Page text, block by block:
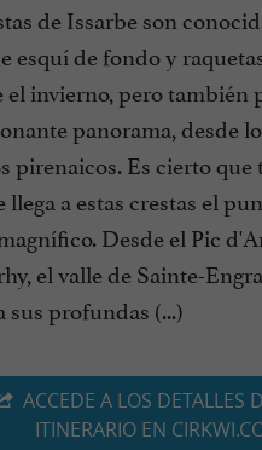
de Issarbe son
esquí de fondo y
invierno, pero también
panorama, desde
pirenaicos. Es cierto
llega a estas crestas el
Desde el Pic
el valle de Sainte-
sus profundas (...)
ACCEDE A LOS DETALLES
ITINERARIO EN